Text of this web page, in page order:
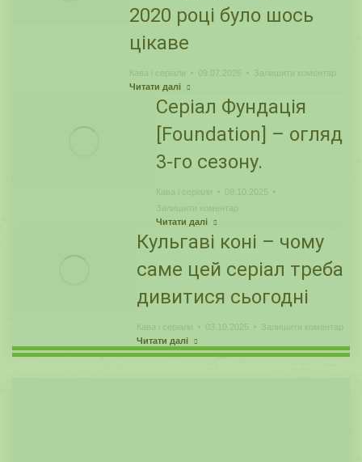
2020 році було шось
цікаве
Кава і серіали 09.07.2026
Залишити коментар
Читати далі
Серіал Фундація
[Foundation] – огляд
3-го сезону.
Кава і серіали
09.10.2025
Залишити коментар
Читати далі
Кульгаві коні – чому
саме цей серіал треба
дивитися сьогодні
Кава і серіали 03.10.2025
Залишити коментар
Читати далі